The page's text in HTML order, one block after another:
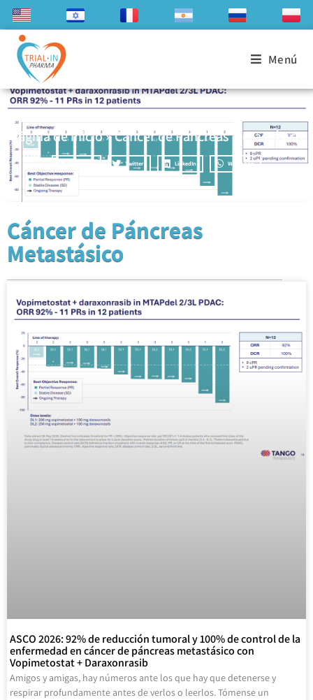
Menú
Página de inicio»Cáncer de Páncreas Metastásico
Twitter LinkedIn WhatsApp
Cáncer de Páncreas
Metastásico
ASCO 2026: 92% de reducción tumoral y 100% de control de la
enfermedad en cáncer de páncreas metastásico con
Vopimetostat + Daraxonrasib
Amigos y amigas, hay números ante los que hay que detenerse y
respirar profundamente antes de verlos o leerlos. Tómense un